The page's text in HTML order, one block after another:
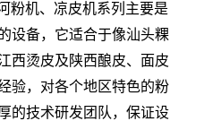
粉机、凉皮机系列主要是
设备，它适合于像汕头粿
西烫皮及陕西酿皮、面皮
验，对各个地区特色的粉
的技术研发团队，保证设